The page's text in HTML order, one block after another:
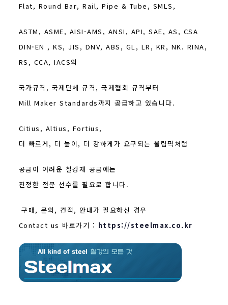
Flat, Round Bar, Rail, Pipe & Tube, SMLS,
ASTM, ASME, AISI-AMS, ANSI, API, SAE, AS, CSA
DIN-EN , KS, JIS, DNV, ABS, GL, LR, KR, NK. RINA,
RS, CCA, IACS의
국가규격, 국제단체 규격, 국제협회 규격부터
Mill Maker Standards까지 공급하고 있습니다.
Citius, Altius, Fortius,
더 빠르게, 더 높이, 더 강하게가 요구되는 올림픽처럼
공급이 어려운 철강재 공급에는
진정한 전문 선수를 필요로 합니다.
구매, 문의, 견적, 안내가 필요하신 경우
Contact us 바로가기 : https://steelmax.co.kr